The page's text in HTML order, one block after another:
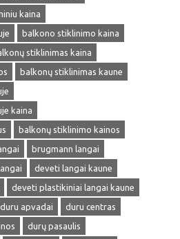
kaina
balkono stiklinimo kaina
stiklinimas kaina
balkonų stiklinimas kaune
kaina
balkonų stiklinimo kainos
brugmann langai
deveti langai kaune
deveti plastikiniai langai kaune
duru apvadai
duru centras
durų pasaulis